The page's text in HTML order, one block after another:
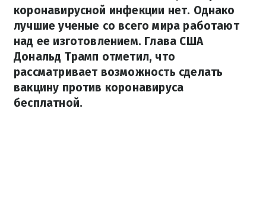
коронавирусной инфекции нет. Однако
лучшие ученые со всего мира работают
над ее изготовлением. Глава США
Дональд Трамп отметил, что
рассматривает возможность сделать
вакцину против коронавируса
бесплатной.